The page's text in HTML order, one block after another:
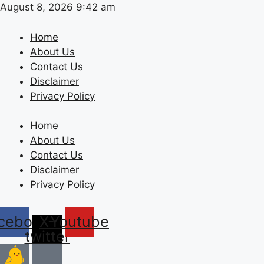
Skip
content
August 8, 2026 9:42 am
Home
About Us
Contact Us
Disclaimer
Privacy Policy
Home
About Us
Contact Us
Disclaimer
Privacy Policy
X-
twitter
Youtube